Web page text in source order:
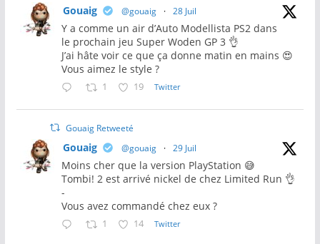
Gouaig @gouaig · 28 Juil
Y a comme un air d’Auto Modellista PS2 dans
le prochain jeu Super Woden GP 3 👌
J’ai hâte voir ce que ça donne matin en mains 😍
Vous aimez le style ?
1 19 Twitter
Gouaig Retweeté
Gouaig @gouaig · 29 Juil
Moins cher que la version PlayStation 😅
Tombi! 2 est arrivé nickel de chez Limited Run 👌
-
Vous avez commandé chez eux ?
1 14 Twitter